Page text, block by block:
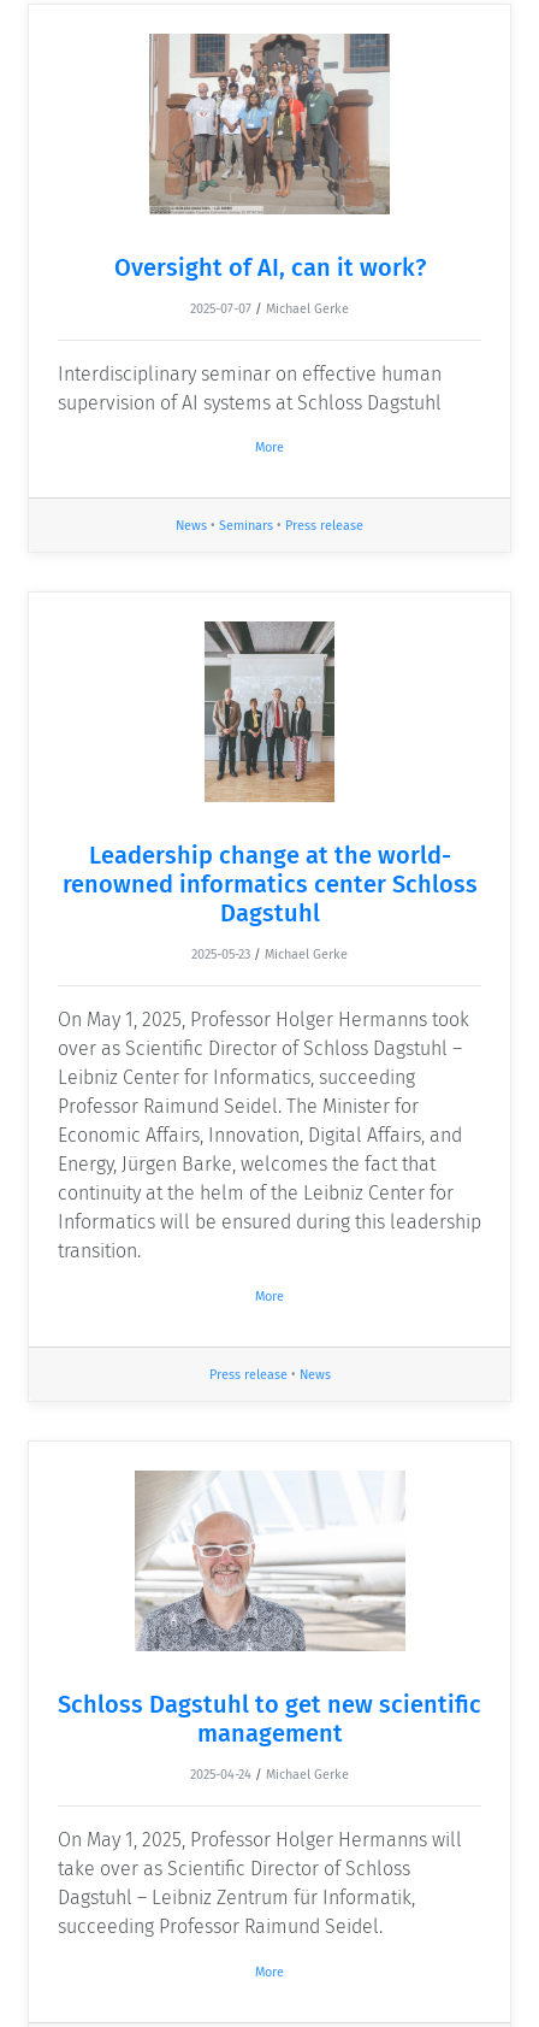
Oversight of AI, can it work?
2025-07-07 / Michael Gerke
Interdisciplinary seminar on effective human
supervision of AI systems at Schloss Dagstuhl
More
News • Seminars • Press release
Leadership change at the world-
renowned informatics center Schloss
Dagstuhl
2025-05-23 / Michael Gerke
On May 1, 2025, Professor Holger Hermanns took
over as Scientific Director of Schloss Dagstuhl –
Leibniz Center for Informatics, succeeding
Professor Raimund Seidel. The Minister for
Economic Affairs, Innovation, Digital Affairs, and
Energy, Jürgen Barke, welcomes the fact that
continuity at the helm of the Leibniz Center for
Informatics will be ensured during this leadership
transition.
More
Press release• News
Schloss Dagstuhl to get new scientific
management
2025-04-24 / Michael Gerke
On May 1, 2025, Professor Holger Hermanns will
take over as Scientific Director of Schloss
Dagstuhl – Leibniz Zentrum für Informatik,
succeeding Professor Raimund Seidel.
More